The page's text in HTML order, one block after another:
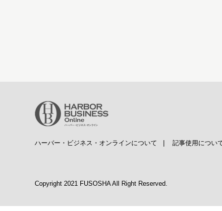
ハーバー・ビジネス・オンラインについて 記事使用につい
Copyright 2021 FUSOSHA All Right Reserved.